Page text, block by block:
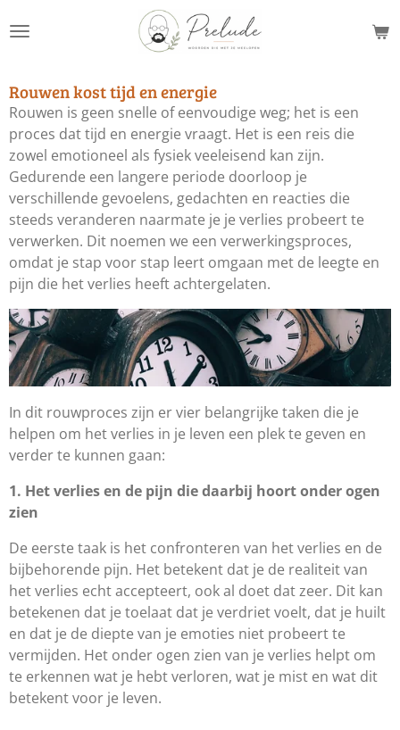
direct
de
hoofdinhoud
Rouwen kost tijd en energie
Rouwen is geen snelle of eenvoudige weg; het is een
proces dat tijd en energie vraagt. Het is een reis die
zowel emotioneel als fysiek veeleisend kan zijn.
Gedurende een langere periode doorloop je
verschillende gevoelens, gedachten en reacties die
steeds veranderen naarmate je je verlies probeert te
verwerken. Dit noemen we een verwerkingsproces,
omdat je stap voor stap leert omgaan met de leegte en
pijn die het verlies heeft achtergelaten.
In dit rouwproces zijn er vier belangrijke taken die je
helpen om het verlies in je leven een plek te geven en
verder te kunnen gaan:
1. Het verlies en de pijn die daarbij hoort onder ogen
zien
De eerste taak is het confronteren van het verlies en de
bijbehorende pijn. Het betekent dat je de realiteit van
het verlies echt accepteert, ook al doet dat zeer. Dit kan
betekenen dat je toelaat dat je verdriet voelt, dat je huilt
en dat je de diepte van je emoties niet probeert te
vermijden. Het onder ogen zien van je verlies helpt om
te erkennen wat je hebt verloren, wat je mist en wat dit
betekent voor je leven.